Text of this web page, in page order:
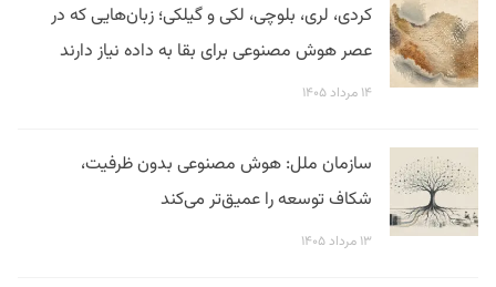
کردی، لری، بلوچی، لکی و گیلکی؛ زبان‌هایی که در
عصر هوش مصنوعی برای بقا به داده نیاز دارند
۱۴ مرداد ۱۴۰۵
سازمان ملل: هوش مصنوعی بدون ظرفیت،
شکاف توسعه را عمیق‌تر می‌کند
۱۳ مرداد ۱۴۰۵